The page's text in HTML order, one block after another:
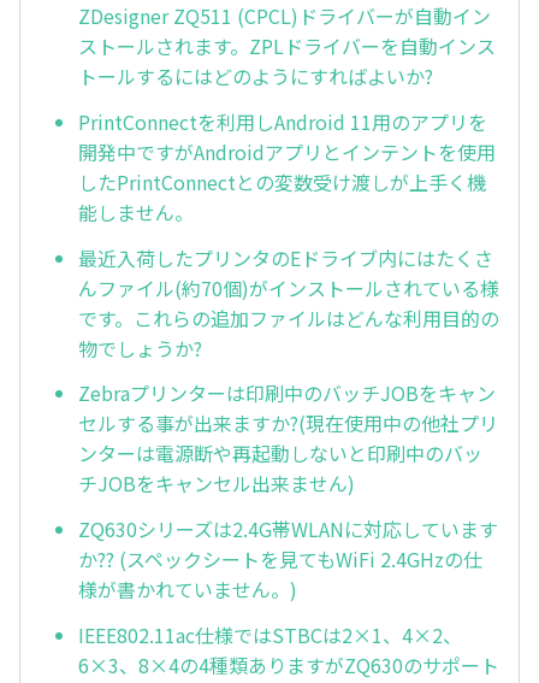
ZDesigner ZQ511 (CPCL)ドライバーが自動イン
ストールされます。ZPLドライバーを自動インス
トールするにはどのようにすればよいか?
PrintConnectを利用しAndroid 11用のアプリを
開発中ですがAndroidアプリとインテントを使用
したPrintConnectとの変数受け渡しが上手く機
能しません。
最近入荷したプリンタのEドライブ内にはたくさ
んファイル(約70個)がインストールされている様
です。これらの追加ファイルはどんな利用目的の
物でしょうか?
Zebraプリンターは印刷中のバッチJOBをキャン
セルする事が出来ますか?(現在使用中の他社プリ
ンターは電源断や再起動しないと印刷中のバッ
チJOBをキャンセル出来ません)
ZQ630シリーズは2.4G帯WLANに対応しています
か?? (スペックシートを見てもWiFi 2.4GHzの仕
様が書かれていません。)
IEEE802.11ac仕様ではSTBCは2×1、4×2、
6×3、8×4の4種類ありますがZQ630のサポート